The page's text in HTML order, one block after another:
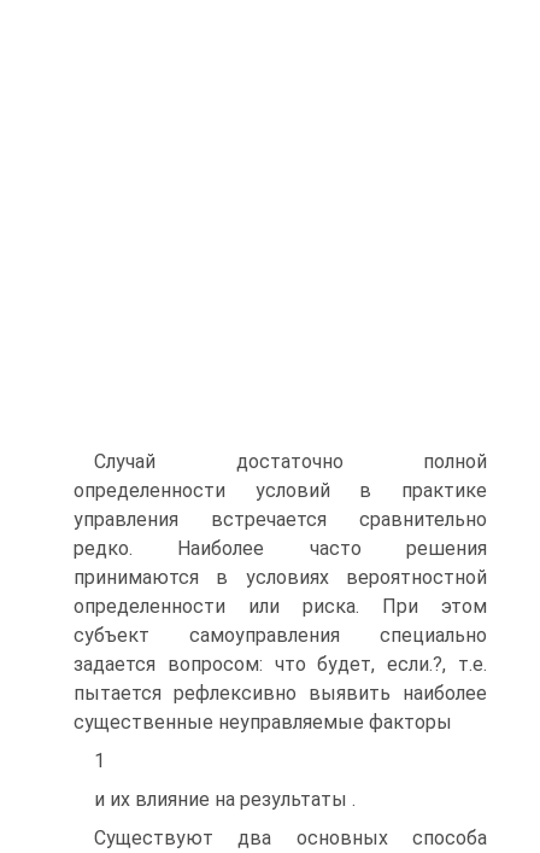
Случай достаточно полной
определенности условий в практике
управле­ния встречается сравнительно
редко. Наиболее часто решения
принимаются в условиях вероятностной
определенности или риска. При этом
субъект са­моуправления специально
задается вопросом: что будет, если.?, т.е.
пыта­ется рефлексивно выявить наиболее
существенные неуправляемые факторы
1
и их влияние на результаты .
Существуют два основных способа